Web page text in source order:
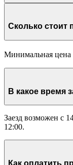
Минимальная цена
Заезд возможен с
12:00.